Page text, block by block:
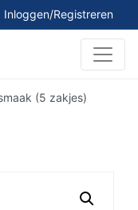
Inloggen/Registreren
(5 zakjes)